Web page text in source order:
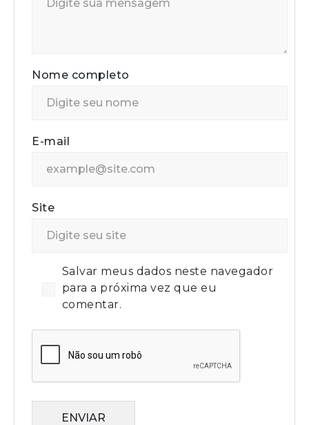
Nome completo
E-mail
Site
Salvar meus dados neste navegador
para a próxima vez que eu
comentar.
ENVIAR